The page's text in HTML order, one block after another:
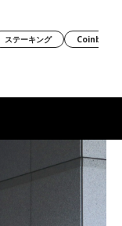
ステーキング Coinbase